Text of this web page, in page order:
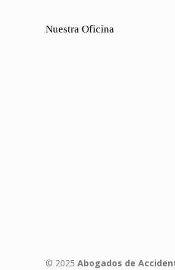
Nuestra Oficina
© 2025 Abogados de